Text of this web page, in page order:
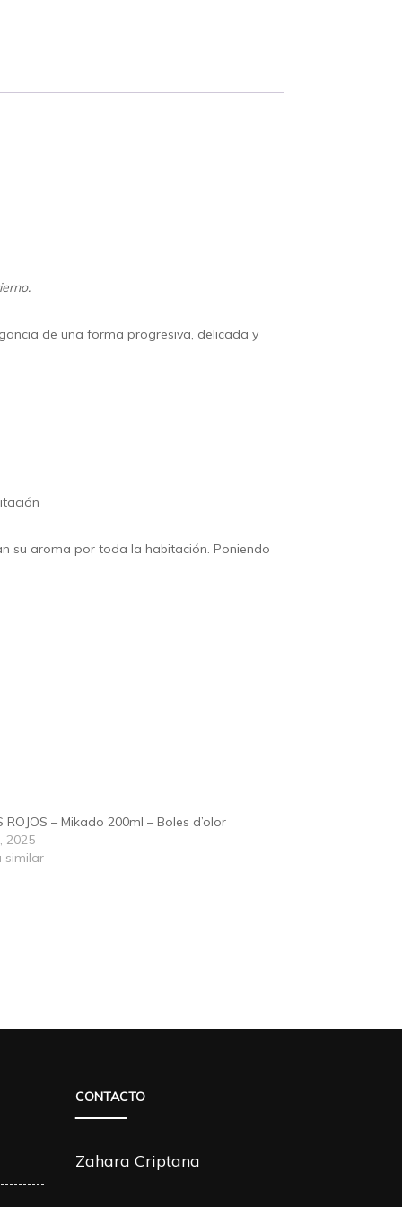
de una forma progresiva, delicada y
su aroma por toda la habitación. Poniendo
ROJOS – Mikado 200ml – Boles d’olor
2025
similar
CONTACTO
Zahara Criptana